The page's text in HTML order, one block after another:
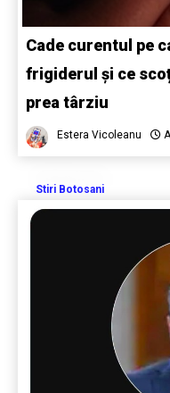
Cade curentul pe
frigiderul și ce
prea târziu
Estera Vicoleanu
Stiri Botosani